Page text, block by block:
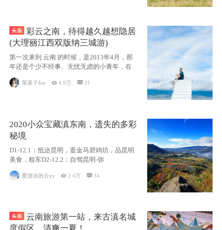
彩云之南，待得越久越想隐居
(大理丽江西双版纳三城游)
第一次来到 云南 的时候，是2013年4月，那
年还是个少不经事、无忧无虑的小青年，在
菜菜子Joe 4.9万 31
2020小众宝藏滇东南，遗失的多彩
秘境
D1-12.1：抵达昆明，逛金马碧鸡坊，品昆明
美食，租车D2-12.2：自驾昆明-弥
爱游泳的云yy 2.4万  34
云南旅游第一站，来古滇名城